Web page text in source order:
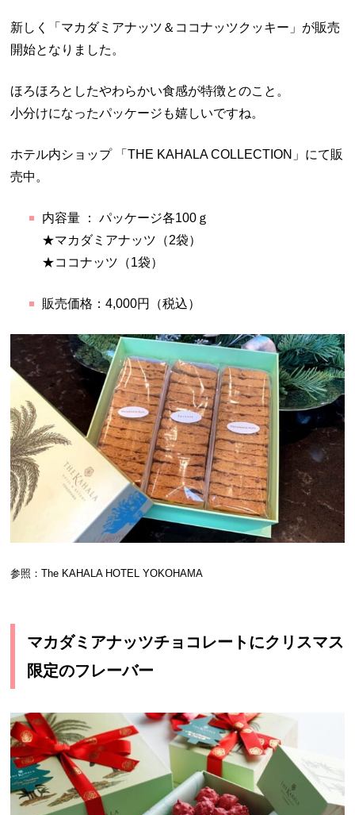
新しく「マカダミアナッツ＆ココナッツクッキー」が販売
開始となりました。
ほろほろとしたやわらかい食感が特徴とのこと。
小分けになったパッケージも嬉しいですね。
ホテル内ショップ 「THE KAHALA COLLECTION」にて販
売中。
内容量 ： パッケージ各100ｇ
★マカダミアナッツ（2袋）
★ココナッツ（1袋）
販売価格：4,000円（税込）
参照：The KAHALA HOTEL YOKOHAMA
マカダミアナッツチョコレートにクリスマス
限定のフレーバー